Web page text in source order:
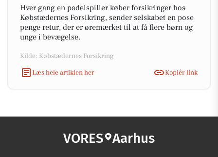
Hver gang en padelspiller køber forsikringer hos
Købstædernes Forsikring, sender selskabet en pose
penge retur, der er øremærket til at få flere børn og
unge i bevægelse.
Kilde: Købstædernes Forsikring
Læs hele artiklen her
Kopiér link
VORES Aarhus